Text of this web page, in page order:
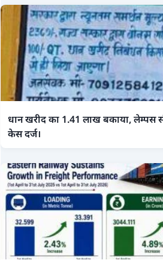
धान खरीद का 1.41 लाख बकाया, लेम्पस
केस दर्ज।